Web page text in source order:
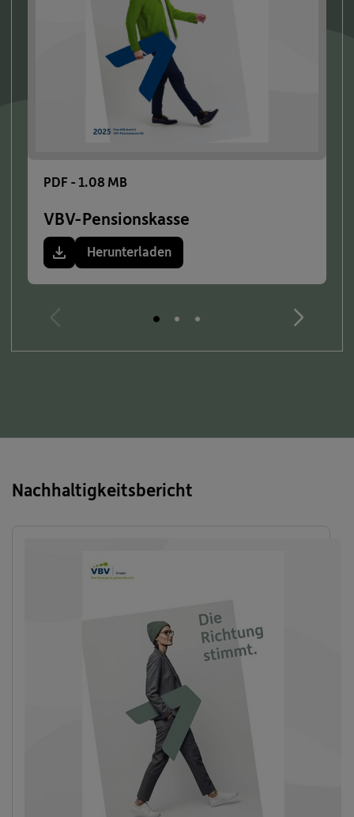
PDF -1.08 MB
VBV-Pensionskasse
Herunterladen
Nachhaltigkeitsbericht